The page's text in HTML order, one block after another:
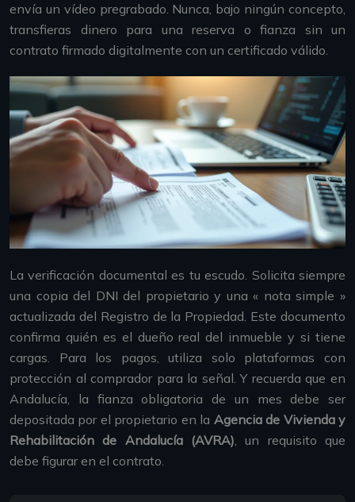
envía un vídeo pregrabado. Nunca, bajo ningún concepto,
transfieras dinero para una reserva o fianza sin un
contrato firmado digitalmente con un certificado válido.
La verificación documental es tu escudo. Solicita siempre
una copia del DNI del propietario y una « nota simple »
actualizada del Registro de la Propiedad. Este documento
confirma quién es el dueño real del inmueble y si tiene
cargas. Para los pagos, utiliza solo plataformas con
protección al comprador para la señal. Y recuerda que en
Andalucía, la fianza obligatoria de un mes debe ser
depositada por el propietario en la Agencia de Vivienda y
Rehabilitación de Andalucía (AVRA), un requisito que
debe figurar en el contrato.